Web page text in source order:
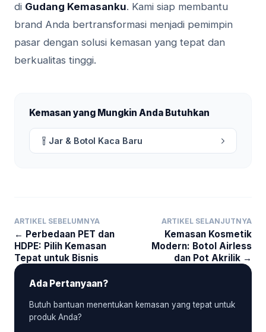
di Gudang Kemasanku. Kami siap membantu
brand Anda bertransformasi menjadi pemimpin
pasar dengan solusi kemasan yang tepat dan
berkualitas tinggi.
Kemasan yang Mungkin Anda Butuhkan
Jar & Botol Kaca Baru
ARTIKEL SEBELUMNYA
← Perbedaan PET dan
HDPE: Pilih Kemasan
Tepat untuk Bisnis
ARTIKEL SELANJUTNYA
Kemasan Kosmetik
Modern: Botol Airless
dan Pot Akrilik →
Ada Pertanyaan?
Butuh bantuan menentukan kemasan yang tepat untuk
produk Anda?